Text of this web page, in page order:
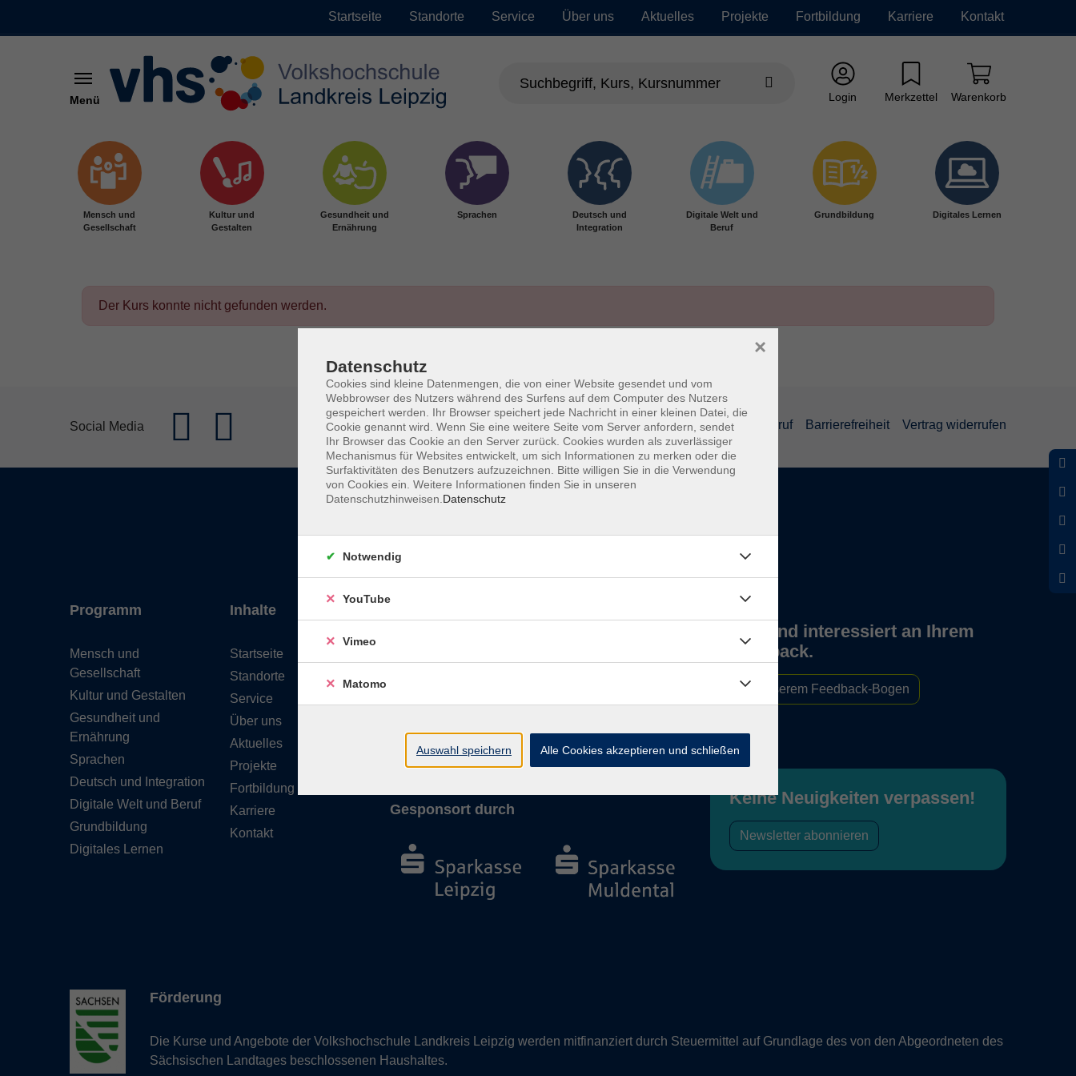
Startseite Standorte Service Über uns Aktuelles Projekte Fortbildung Karriere Kontakt
Menü Login Merkzettel Warenkorb
Mensch und
Gesellschaft
Kultur und
Gestalten
Gesundheit und
Ernährung
Sprachen
Deutsch und
Integration
Digitale Welt und
Beruf
Grundbildung Digitales Lernen
Der Kurs konnte nicht gefunden werden.
Social Media Impressum Datenschutzerklärung AGB und Widerruf Barrierefreiheit Vertrag widerrufen
Programm
Mensch und
Gesellschaft
Kultur und Gestalten
Gesundheit und
Ernährung
Sprachen
Deutsch und Integration
Digitale Welt und Beruf
Grundbildung
Digitales Lernen
Inhalte
Startseite
Standorte
Service
Über uns
Aktuelles
Projekte
Fortbildung
Karriere
Kontakt
Vertrag widerrufen
Gesponsort durch
Wir sind interessiert an Ihrem
Feedback.
Zu unserem Feedback-Bogen
Keine Neuigkeiten verpassen!
Newsletter abonnieren
Förderung
Die Kurse und Angebote der Volkshochschule Landkreis Leipzig werden mitfinanziert durch Steuermittel auf Grundlage des von den Abgeordneten des
Sächsischen Landtages beschlossenen Haushaltes.
Datenschutz
Cookies sind kleine Datenmengen, die von einer Website gesendet und vom
Webbrowser des Nutzers während des Surfens auf dem Computer des Nutzers
gespeichert werden. Ihr Browser speichert jede Nachricht in einer kleinen Datei, die
Cookie genannt wird. Wenn Sie eine weitere Seite vom Server anfordern, sendet
Ihr Browser das Cookie an den Server zurück. Cookies wurden als zuverlässiger
Mechanismus für Websites entwickelt, um sich Informationen zu merken oder die
Surfaktivitäten des Benutzers aufzuzeichnen. Bitte willigen Sie in die Verwendung
von Cookies ein. Weitere Informationen finden Sie in unseren
Datenschutzhinweisen. Datenschutz
×
Notwendig
YouTube
Vimeo
Matomo
Auswahl speichern Alle Cookies akzeptieren und schließen